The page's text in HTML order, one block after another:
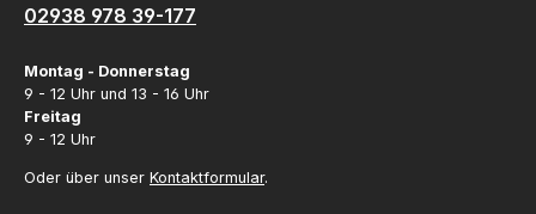
02938 978 39-177
Montag - Donnerstag
9 - 12 Uhr und 13 - 16 Uhr
Freitag
9 - 12 Uhr
Oder über unser Kontaktformular.